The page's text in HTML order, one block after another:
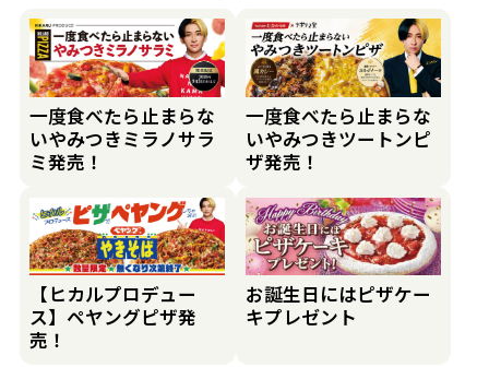
一度食べたら止まらな
いやみつきミラノサラ
ミ発売！
一度食べたら止まらな
いやみつきツートンピ
ザ発売！
【ヒカルプロデュー
ス】ペヤングピザ発
売！
お誕生日にはピザケー
キプレゼント